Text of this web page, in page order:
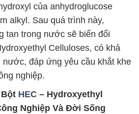
của anhydroglucose
alkyl. Sau quá trình này,
tan trong nước sẽ biến đổi
Celluloses, có khả
nước, đáp ứng yêu cầu khắt khe
nghiệp.
HEC – Hydroxyethyl
Nghiệp Và Đời Sống